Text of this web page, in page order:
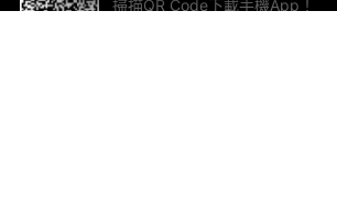
掃描QR Code下載手機App！